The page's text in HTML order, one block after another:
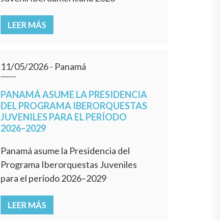
LEER MÁS
11/05/2026- Panamá
PANAMÁ ASUME LA PRESIDENCIA
DEL PROGRAMA IBERORQUESTAS
JUVENILES PARA EL PERÍODO
2026–2029
Panamá asume la Presidencia del
Programa Iberorquestas Juveniles
para el período 2026–2029
LEER MÁS